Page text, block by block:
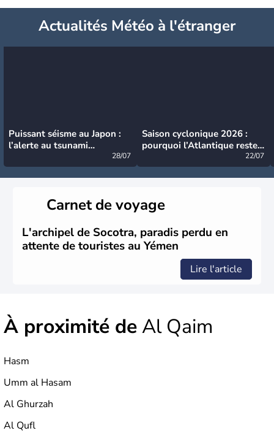
Actualités Météo à l'étranger
Puissant séisme au Japon :
l’alerte au tsunami
28/07
Saison cyclonique 2026 :
pourquoi l’Atlantique reste
22/07
Carnet de voyage
L'archipel de Socotra, paradis perdu en
attente de touristes au Yémen
Lire l'article
À proximité deAl Qaim
Hasm
Umm al Hasam
Al Ghurzah
Al Qufl